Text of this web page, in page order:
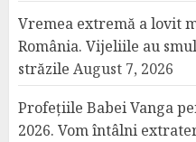
Vremea extremă a lovit
România. Vijeliile au
străzile August 7, 2026
Profețiile Babei Vanga
2026. Vom întâlni